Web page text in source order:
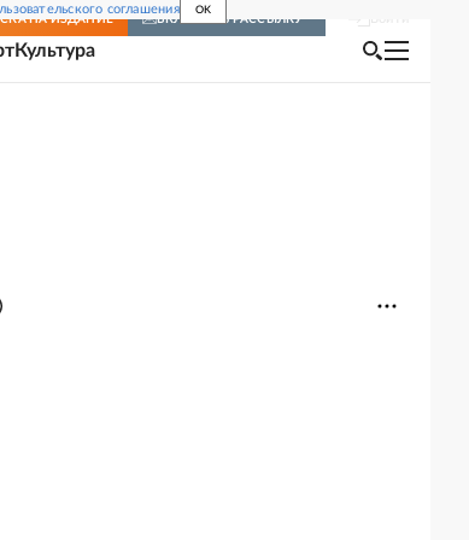
соглашения OK
НА ИЗДАНИЕ ВКЛЮЧИТЬ РАССЫЛКУ
Культура